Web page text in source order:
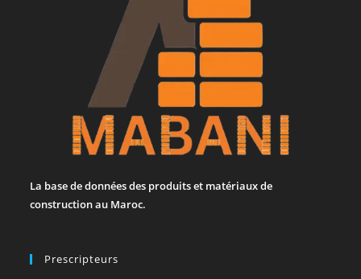
La base de données des produits et matériaux de
construction au Maroc.
Prescripteurs